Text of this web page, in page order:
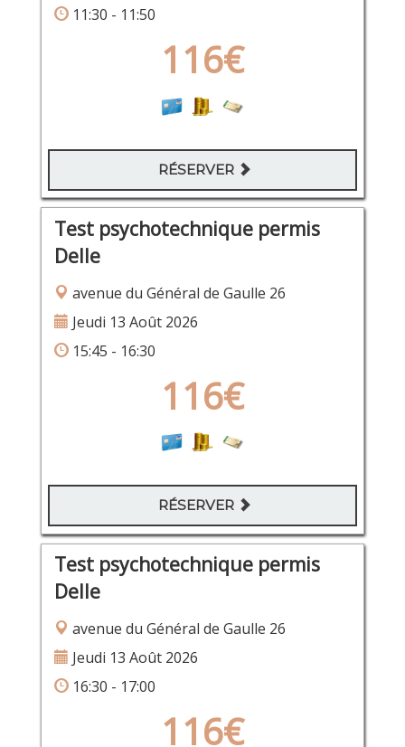
11:30 - 11:50
116€
RÉSERVER
Test psychotechnique permis
Delle
avenue du Général de Gaulle 26
Jeudi 13 Août 2026
15:45 - 16:30
116€
RÉSERVER
Test psychotechnique permis
Delle
avenue du Général de Gaulle 26
Jeudi 13 Août 2026
16:30 - 17:00
116€